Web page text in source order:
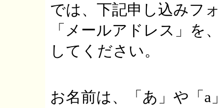
では、下記申し込みフ
「メールアドレス」を
してください。
お名前は、「あ」や「a